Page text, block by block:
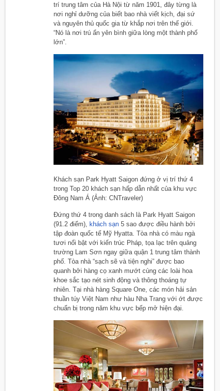
trí trung tâm của Hà Nội từ năm 1901, đây từng là
nơi nghỉ dưỡng của biết bao nhà viết kịch, đại sứ
và nguyên thủ quốc gia từ khắp nơi trên thế giới.
“Nó là nơi trú ẩn yên bình giữa lòng một thành phố
lớn”.
Khách sạn Park Hyatt Saigon đứng ở vị trí thứ 4
trong Top 20 khách sạn hấp dẫn nhất của khu vực
Đông Nam Á (Ảnh: CNTraveler)
Đứng thứ 4 trong danh sách là Park Hyatt Saigon
(91.2 điểm), khách sạn 5 sao được điều hành bởi
tập đoàn quốc tế Mỹ Hyatta. Tòa nhà có màu ngà
tươi nổi bật với kiến trúc Pháp, tọa lạc trên quảng
trường Lam Sơn ngay giữa quận 1 trung tâm thành
phố. Tòa nhà “sạch sẽ và tiện nghi” được bao
quanh bởi hàng cọ xanh mướt cùng các loài hoa
khoe sắc tạo nét sinh động và thông thoáng tự
nhiên. Tại nhà hàng Square One, các món hải sản
thuần túy Việt Nam như hàu Nha Trang với ớt được
chuẩn bị trong năm khu vực bếp mở hiện đại.